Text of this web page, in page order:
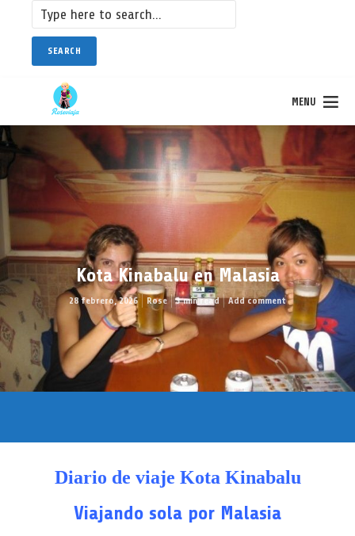
SEARCH
MENU
Kota Kinabalu en Malasia
28 febrero, 2026 Rose 3 min read Add comment
Diario de viaje Kota Kinabalu
Viajando sola por Malasia